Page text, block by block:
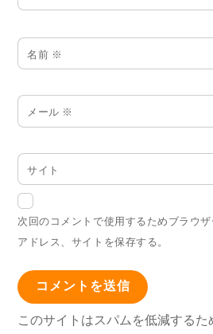
名前 ※
メール ※
サイト
次回のコメントで使用するためブラウ
アドレス、サイトを保存する。
このサイトはスパムを低減する